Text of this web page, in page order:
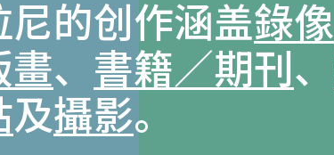
的创作涵盖錄像
畫、 書籍／期刊、
及攝影。